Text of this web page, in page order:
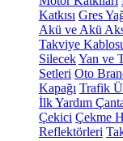
Katkısı Gres
Akü ve Akü
Takviye
SilecekYan ve
Setleri Oto
Kapağı Trafik
İlk Yardım
Çekici Çekme
Reflektörleri